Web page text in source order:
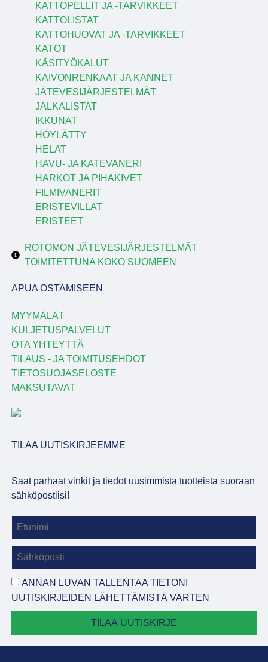
KATTOPELLIT JA -TARVIKKEET
KATTOLISTAT
KATTOHUOVAT JA -TARVIKKEET
KATOT
KÄSITYÖKALUT
KAIVONRENKAAT JA KANNET
JÄTEVESIJÄRJESTELMÄT
JALKALISTAT
IKKUNAT
HÖYLÄTTY
HELAT
HAVU- JA KATEVANERI
HARKOT JA PIHAKIVET
FILMIVANERIT
ERISTEVILLAT
ERISTEET
ROTOMON JÄTEVESIJÄRJESTELMÄT
TOIMITETTUNA KOKO SUOMEEN
APUA OSTAMISEEN
MYYMÄLÄT
KULJETUSPALVELUT
OTA YHTEYTTÄ
TILAUS - JA TOIMITUSEHDOT
TIETOSUOJASELOSTE
MAKSUTAVAT
TILAA UUTISKIRJEEMME
Saat parhaat vinkit ja tiedot uusimmista tuotteista suoraan
sähköpostiisi!
ANNAN LUVAN TALLENTAA TIETONI
UUTISKIRJEIDEN LÄHETTÄMISTÄ VARTEN
TILAA UUTISKIRJE